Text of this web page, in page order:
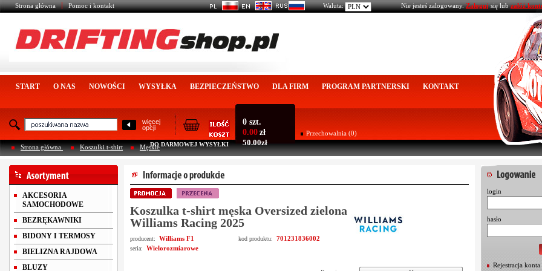
Strona główna Pomoc i kontakt Nie jesteś zalogowany.Zalogujsię lubzałóż
START O NAS NOWOŚCI WYSYŁKA BEZPIECZEŃSTWO DLA FIRM PROGRAM PARTNERSKI KONTAKT
więcej
opcji
0 szt.
0.00 zł
DO DARMOWEJ WYSYŁKI 50.00zł
Przechowalnia (0)
Strona główna
Koszulki t-shirt Męskie
Waluta:
AKCESORIA
SAMOCHODOWE
BEZRĘKAWNIKI
BIDONY I TERMOSY
BIELIZNA RAJDOWA
BLUZY
Koszulka t-shirt męska Oversized zielona
Williams Racing 2025
producent: Williams F1 kod produktu: 701231836002
seria: Wielorozmiarowe
login
hasło
Rejestracja konta